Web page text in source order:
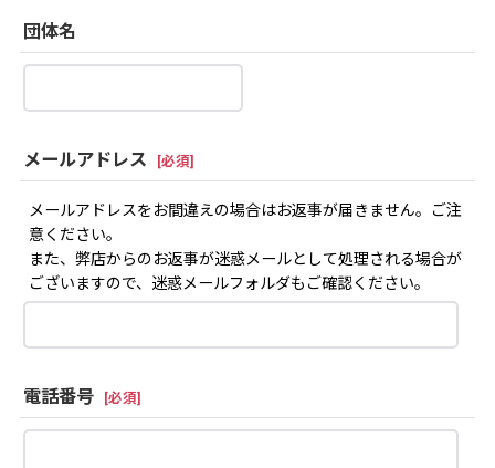
団体名
メールアドレス [必須]
メールアドレスをお間違えの場合はお返事が届きません。ご注
意ください。
また、弊店からのお返事が迷惑メールとして処理される場合が
ございますので、迷惑メールフォルダもご確認ください。
電話番号 [必須]